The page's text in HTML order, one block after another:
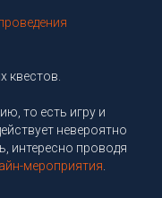
квестов.
то есть игру и
невероятно
интересно проводя
мероприятия